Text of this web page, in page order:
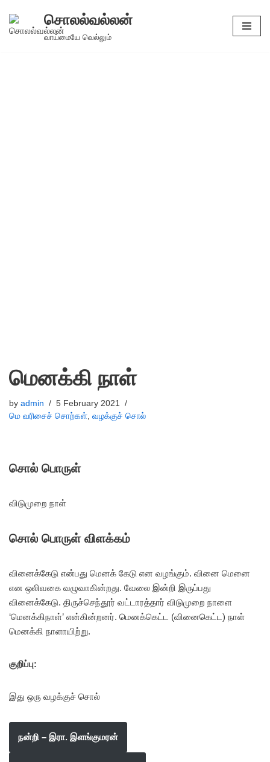
Skip
சொலல்வல்லன்
வாய்மையே வெல்லும்
மெனக்கி நாள்
by admin
5 February 2021
மெ வரிசைச் சொற்கள், வழக்குச் சொல்
சொல் பொருள்
விடுமுறை நாள்
சொல் பொருள் விளக்கம்
வினைக்கேடு என்பது மெனக் கேடு என வழங்கும். வினை மெனை
என ஒலிவகை வழுவாகின்றது. வேலை இன்றி இருப்பது
வினைக்கேடு. திருச்செந்தூர் வட்டாரத்தார் விடுமுறை நாளை
‘மெனக்கிநாள்’ என்கின்றனர். மெனக்கெட்ட (வினைகெட்ட) நாள்
மெனக்கி நாளாயிற்று.
குறிப்பு:
இது ஒரு வழக்குச் சொல்
நன்றி – இரா. இளங்குமரன்